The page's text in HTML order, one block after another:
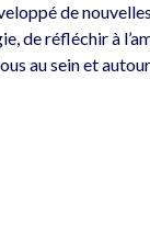
de
de réfléchir à